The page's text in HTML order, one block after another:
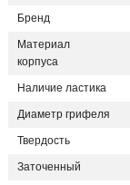
Бренд
Материал
корпуса
Наличие ластика
Диаметр грифеля
Твердость
Заточенный